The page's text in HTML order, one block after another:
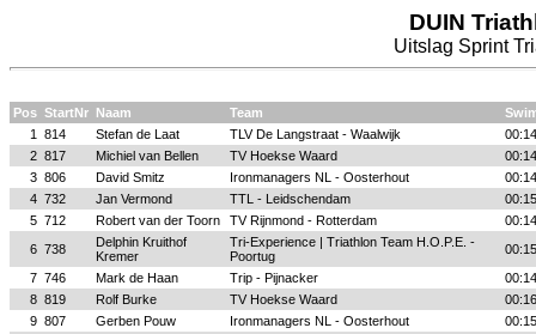
DUIN
Uitslag Sprint
Pos StartNr Naam Team
1
814 Stefan de Laat TLV De Langstraat - Waalwijk
2 817 Michiel van Bellen TV Hoekse Waard
3 806 David Smitz Ironmanagers NL - Oosterhout
4 732 Jan Vermond TTL - Leidschendam
5 712 Robert van der Toorn TV Rijnmond - Rotterdam
6 738
Delphin Kruithof
Kremer
Tri-Experience | Triathlon Team H.O.P.E. -
Poortug
7 746 Mark de Haan Trip - Pijnacker
8 819 Rolf Burke TV Hoekse Waard
9 807 Gerben Pouw Ironmanagers NL - Oosterhout